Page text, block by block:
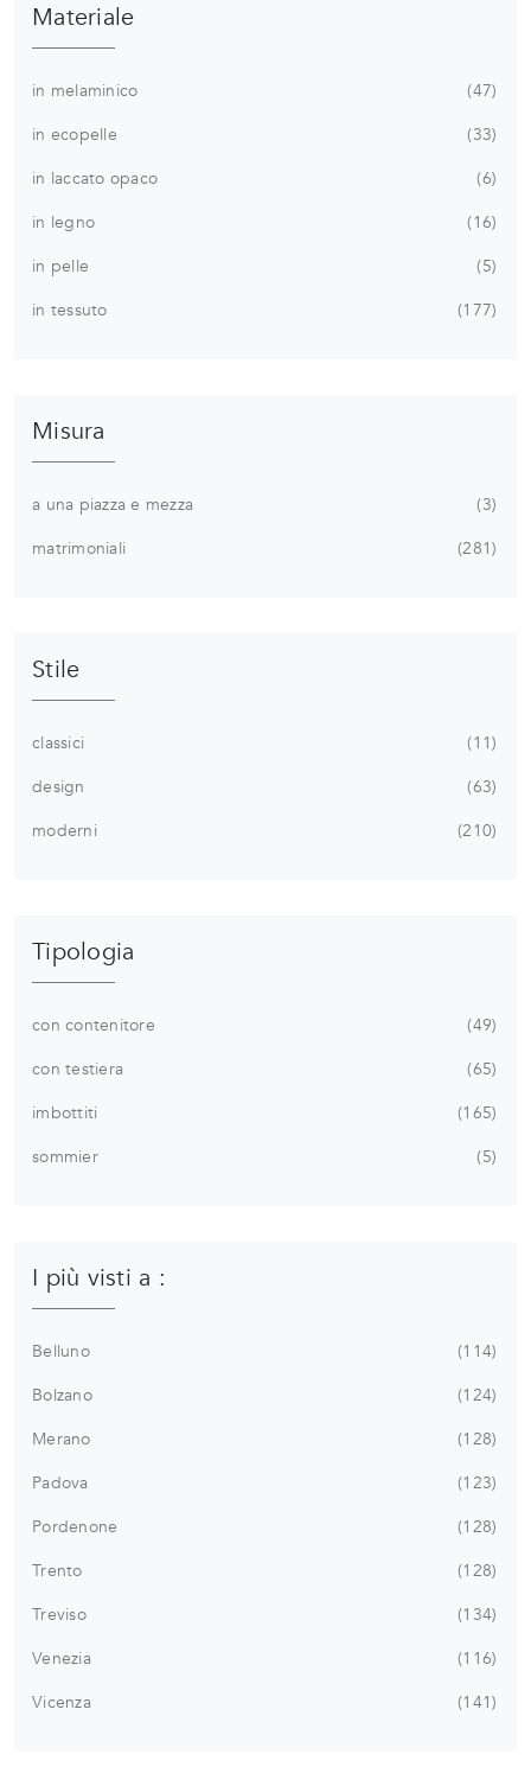
Materiale
in melaminico
47
in ecopelle
33
in laccato opaco
6
in legno
16
in pelle
5
in tessuto
177
Misura
a una piazza e mezza
3
matrimoniali
281
Stile
classici
11
design
63
moderni
210
Tipologia
con contenitore
49
con testiera
65
imbottiti
165
sommier
5
I più visti a :
Belluno
114
Bolzano
124
Merano
128
Padova
123
Pordenone
128
Trento
128
Treviso
134
Venezia
116
Vicenza
141